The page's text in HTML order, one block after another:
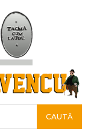
CAUTĂ